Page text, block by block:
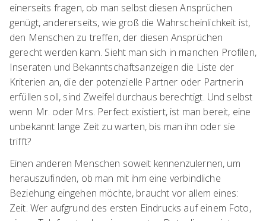
einerseits fragen, ob man selbst diesen Ansprüchen
genügt, andererseits, wie groß die Wahrscheinlichkeit ist,
den Menschen zu treffen, der diesen Ansprüchen
gerecht werden kann. Sieht man sich in manchen Profilen,
Inseraten und Bekanntschaftsanzeigen die Liste der
Kriterien an, die der potenzielle Partner oder Partnerin
erfüllen soll, sind Zweifel durchaus berechtigt. Und selbst
wenn Mr. oder Mrs. Perfect existiert, ist man bereit, eine
unbekannt lange Zeit zu warten, bis man ihn oder sie
trifft?
Einen anderen Menschen soweit kennenzulernen, um
herauszufinden, ob man mit ihm eine verbindliche
Beziehung eingehen möchte, braucht vor allem eines:
Zeit. Wer aufgrund des ersten Eindrucks auf einem Foto,